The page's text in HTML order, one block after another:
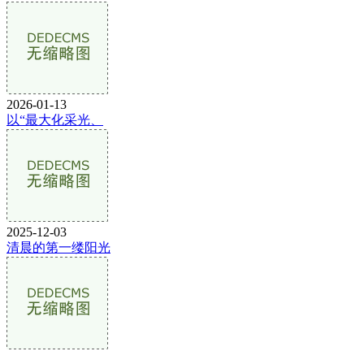
2026-01-13
以“最大化采光、
2025-12-03
清晨的第一缕阳光